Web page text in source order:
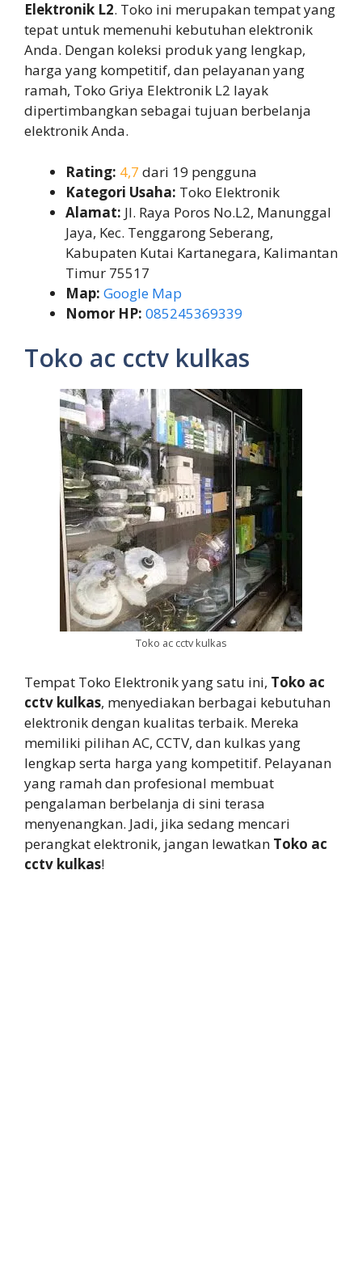
Elektronik L2. Toko ini merupakan tempat yang
tepat untuk memenuhi kebutuhan elektronik
Anda. Dengan koleksi produk yang lengkap,
harga yang kompetitif, dan pelayanan yang
ramah, Toko Griya Elektronik L2 layak
dipertimbangkan sebagai tujuan berbelanja
elektronik Anda.
Rating: 4,7 dari 19 pengguna
Kategori Usaha: Toko Elektronik
Alamat: Jl. Raya Poros No.L2, Manunggal
Jaya, Kec. Tenggarong Seberang,
Kabupaten Kutai Kartanegara, Kalimantan
Timur 75517
Map: Google Map
Nomor HP: 085245369339
Toko ac cctv kulkas
Toko ac cctv kulkas
Tempat Toko Elektronik yang satu ini, Toko ac
cctv kulkas, menyediakan berbagai kebutuhan
elektronik dengan kualitas terbaik. Mereka
memiliki pilihan AC, CCTV, dan kulkas yang
lengkap serta harga yang kompetitif. Pelayanan
yang ramah dan profesional membuat
pengalaman berbelanja di sini terasa
menyenangkan. Jadi, jika sedang mencari
perangkat elektronik, jangan lewatkan Toko ac
cctv kulkas!